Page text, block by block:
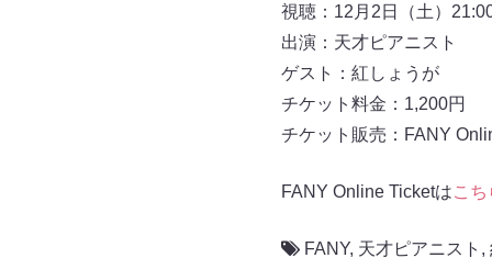
視聴：12月2日（土）
出演：天才ピアニスト
ゲスト：紅しょうが
チケット料金：1,200円
チケット販売：FANY
FANY Online Ticketはこち
FANY, 天才ピアニスト ,